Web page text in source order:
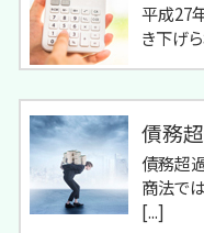
平成27
き下げ
債務
債務超
商法で
[...]